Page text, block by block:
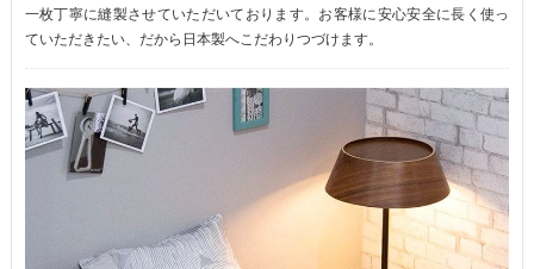
一枚丁寧に縫製させていただいております。お客様に安心安全に長く使っ
ていただきたい、だから日本製へこだわりつづけます。